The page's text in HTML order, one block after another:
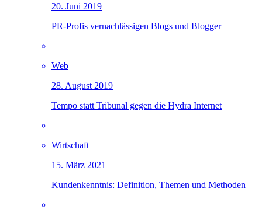
20. Juni 2019
PR-Profis vernachlässigen Blogs und Blogger
Web
28. August 2019
Tempo statt Tribunal gegen die Hydra Internet
Wirtschaft
15. März 2021
Kundenkenntnis: Definition, Themen und Methoden